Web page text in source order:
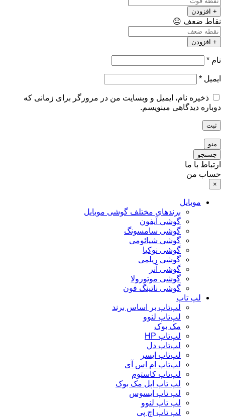
+ افزودن
نقاط ضعف 😐
+ افزودن
نام *
ایمیل *
ذخیره نام، ایمیل و وبسایت من در مرورگر برای زمانی که
دوباره دیدگاهی مینویسم.
ثبت
منو
جستجو
ارتباط با ما
حساب من
×
موبایل
برندهای مختلف گوشی موبایل
گوشی آیفون
گوشی سامسونگ
گوشی شیائومی
گوشی نوکیا
گوشی ریلمی
گوشی آنر
گوشی موتورولا
گوشی ناتینگ فون
لپ تاپ
لپ‌تاپ بر اساس برند
لپ‌تاپ لنوو
مک بوک
لپ‌تاپ HP
لپ‌تاپ دل
لپ‌تاپ ایسر
لپ‌تاپ ام اس آی
لپ‌تاپ کاستوم
لپ تاپ اپل مک بوک
لپ تاپ ایسوس
لپ تاپ لنوو
لپ تاپ اچ پی